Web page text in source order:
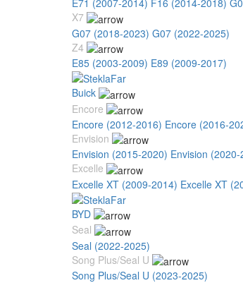
E71 (2007-2014) F16 (2014-2018)
X7
G07 (2018-2023) G07 (2022-2025)
Z4
E85 (2003-2009) E89 (2009-2017)
Buick
Encore
Encore (2012-2016) Encore (2016-
Envision
Envision (2015-2020) Envision (2020-
Excelle
Excelle XT (2009-2014) Excelle XT
BYD
Seal
Seal (2022-2025)
Song Plus/Seal U
Song Plus/Seal U (2023-2025)